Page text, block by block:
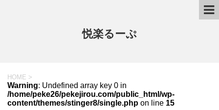
悦楽るーぷ
HOME >
Warning: Undefined array key 0 in
/home/peke26/pekejirou.com/public_html/wp-
content/themes/stinger8/single.php on line 15